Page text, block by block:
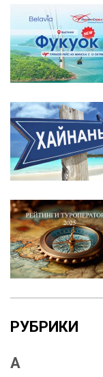
РУБРИКИ
А